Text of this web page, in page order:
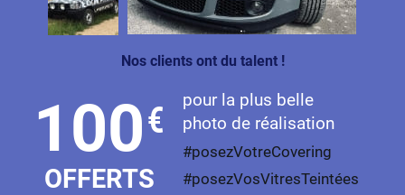
Nos clients ont du talent !
100€
OFFERTS
pour la plus belle
photo de réalisation
#posezVotreCovering
#posezVosVitresTeintées